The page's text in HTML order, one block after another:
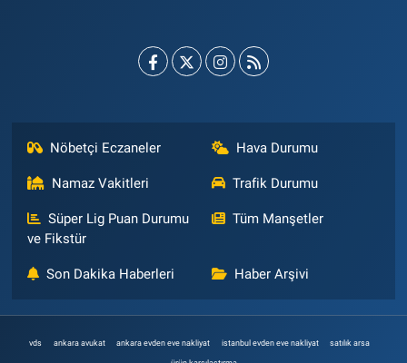
Nöbetçi Eczaneler Hava Durumu
Namaz Vakitleri Trafik Durumu
Süper Lig Puan Durumu
ve Fikstür
Tüm Manşetler
Son Dakika Haberleri Haber Arşivi
vds ankara avukat ankara evden eve nakliyat istanbul evden eve nakliyat satılık arsa